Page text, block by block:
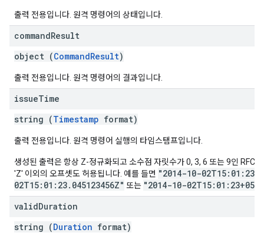
출력 전용입니다. 원격 명령어의 상태입니다.
commandResult
object (CommandResult)
출력 전용입니다. 원격 명령어의 결과입니다.
issueTime
string (Timestamp format)
출력 전용입니다. 원격 명령어 실행의 타임스탬프입니다.
생성된 출력은 항상 Z-정규화되고 소수점 자릿수가 0, 3, 6 또는 9인 RFC
'Z' 이외의 오프셋도 허용됩니다. 예를 들면 "2014-10-02T15:01:23Z"
02T15:01:23.045123456Z" 또는 "2014-10-
validDuration
string (Duration format)